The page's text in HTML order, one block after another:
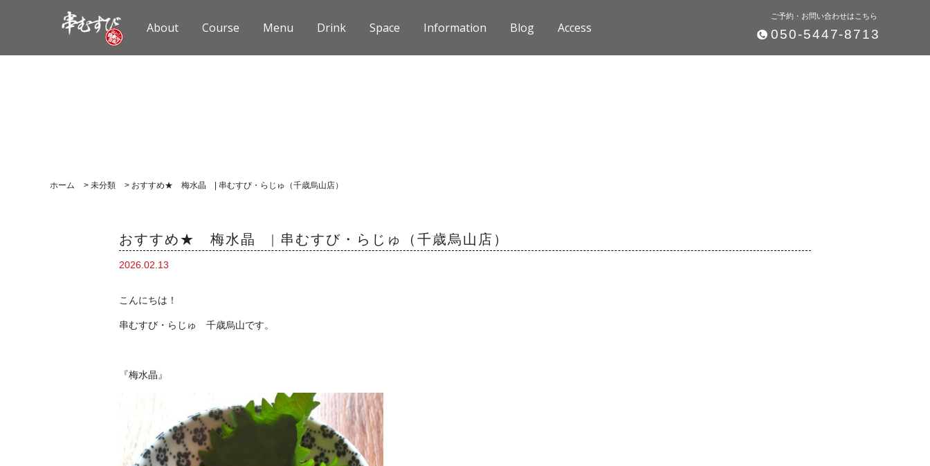
About Course Menu Drink Space Information Blog Access
ご予約・お問い合わせはこちら
050-5447-8713
ホーム > 未分類 > おすすめ★ 梅水晶 | 串むすび・らじゅ（千歳烏山店）
おすすめ★ 梅水晶 | 串むすび・らじゅ（千歳烏山店）
2026.02.13
こんにちは！
串むすび・らじゅ 千歳烏山です。
『梅水晶』